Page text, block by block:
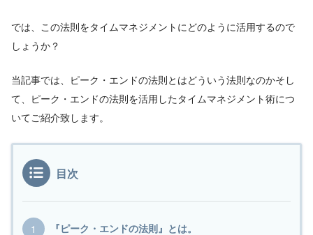
では、この法則をタイムマネジメントにどのように活用するので
しょうか？
当記事では、ピーク・エンドの法則とはどういう法則なのかそし
て、ピーク・エンドの法則を活用したタイムマネジメント術につ
いてご紹介致します。
目次
『ピーク・エンドの法則』とは。